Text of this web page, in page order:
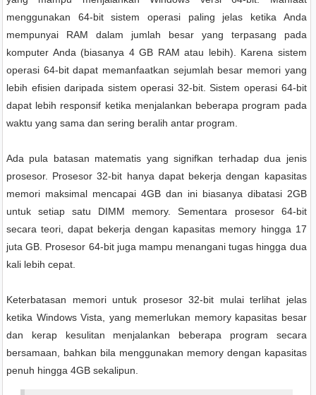
menggunakan 64-bit sistem operasi paling jelas ketika Anda
mempunyai RAM dalam jumlah besar yang terpasang pada
komputer Anda (biasanya 4 GB RAM atau lebih). Karena sistem
operasi 64-bit dapat memanfaatkan sejumlah besar memori yang
lebih efisien daripada sistem operasi 32-bit. Sistem operasi 64-bit
dapat lebih responsif ketika menjalankan beberapa program pada
waktu yang sama dan sering beralih antar program.
Ada pula batasan matematis yang signifkan terhadap dua jenis
prosesor. Prosesor 32-bit hanya dapat bekerja dengan kapasitas
memori maksimal mencapai 4GB dan ini biasanya dibatasi 2GB
untuk setiap satu DIMM memory. Sementara prosesor 64-bit
secara teori, dapat bekerja dengan kapasitas memory hingga 17
juta GB. Prosesor 64-bit juga mampu menangani tugas hingga dua
kali lebih cepat.
Keterbatasan memori untuk prosesor 32-bit mulai terlihat jelas
ketika Windows Vista, yang memerlukan memory kapasitas besar
dan kerap kesulitan menjalankan beberapa program secara
bersamaan, bahkan bila menggunakan memory dengan kapasitas
penuh hingga 4GB sekalipun.